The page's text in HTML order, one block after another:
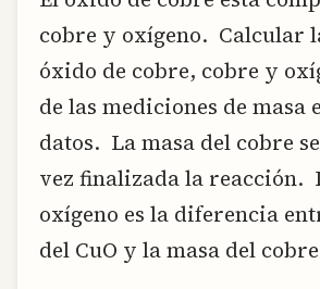
cobre y oxígeno. Calcular
óxido de cobre, cobre y
de las mediciones de masa
datos. La masa del cobre
vez finalizada la reacción.
oxígeno es la diferencia
del CuO y la masa del